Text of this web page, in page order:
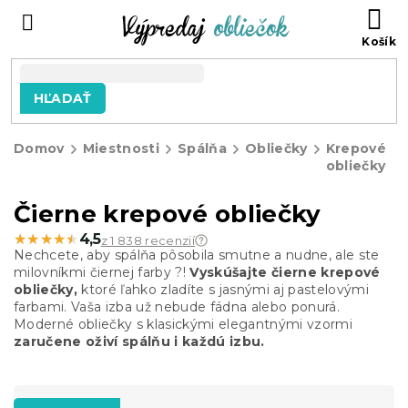
HĽADAŤ
Domov Miestnosti Spálňa Obliečky
Krepové
obliečky
Čierne krepové obliečky
★★★★★
★★★★★ 4,5z 1 838 recenzií
Nechcete, aby spálňa pôsobila smutne a nudne, ale ste
milovníkmi čiernej farby ?!Vyskúšajte čierne krepové
obliečky, ktoré ľahko zladíte s jasnými aj pastelovými
farbami. Vaša izba už nebude fádna alebo ponurá.
Moderné obliečky s klasickými elegantnými vzormi
zaručene oživí spálňu i každú izbu.
R